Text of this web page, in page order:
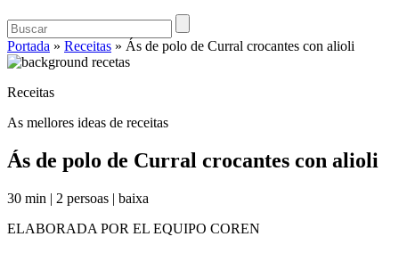
Portada » Receitas » Ás de polo de Curral crocantes con alioli
Receitas
As mellores ideas de receitas
Ás de polo de Curral crocantes con alioli
30 min | 2 persoas | baixa
ELABORADA POR EL EQUIPO COREN